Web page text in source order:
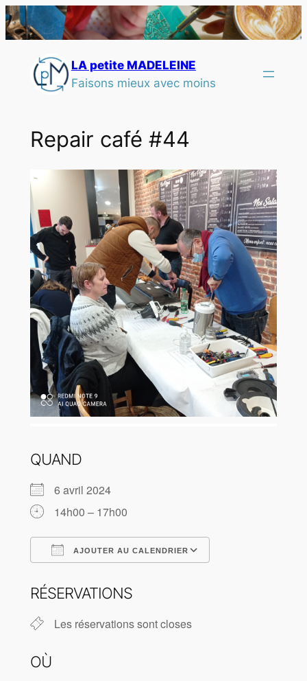
LA petite MADELEINE
Faisons mieux avec moins
Repair café #44
QUAND
6 avril 2024
14h00 – 17h00
AJOUTER AU CALENDRIER
RÉSERVATIONS
Les réservations sont closes
OÙ